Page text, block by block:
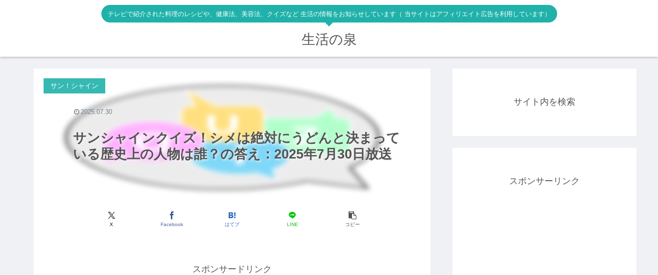
テレビで紹介された料理のレシピや、健康法、美容法、クイズなど 生活の情報をお知らせしています（ 当サイトはアフィリエイト広告を利用しています）
生活の泉
サンシャインクイズ！シメは絶対にうどんと決まって
いる歴史上の人物は誰？の答え：2025年7月30日放送
サン！シャイン
X Facebook はてブ LINE コピー
2025.07.30
スポンサードリンク
サイト内を検索
スポンサーリンク